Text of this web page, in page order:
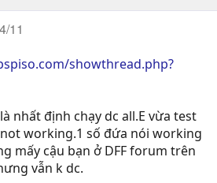
11
showthread.php?
nhất định chạy dc all.E vừa test
not working.1 số đứa nói working
mấy cậu bạn ở DFF forum trên
vẫn k dc.